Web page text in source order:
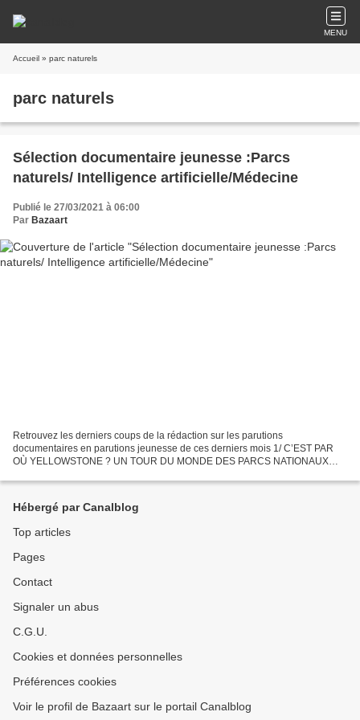
MENU
Accueil » parc naturels
parc naturels
Sélection documentaire jeunesse :Parcs
naturels/ Intelligence artificielle/Médecine
Publié le 27/03/2021 à 06:00
Par Bazaart
Retrouvez les derniers coups de la rédaction sur les parutions
documentaires en parutions jeunesse de ces derniers mois 1/ C’EST PAR
OÙ YELLOWSTONE ? UN TOUR DU MONDE DES PARCS NATIONAUX
Yellowstone...
Hébergé par Canalblog
Top articles
Pages
Contact
Signaler un abus
C.G.U.
Cookies et données personnelles
Préférences cookies
Voir le profil de Bazaart sur le portail Canalblog